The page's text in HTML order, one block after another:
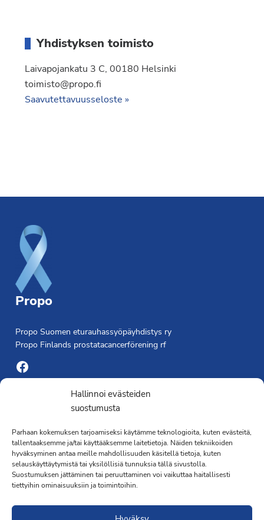
Hallinnoi evästeiden
suostumusta
Parhaan kokemuksen tarjoamiseksi käytämme teknologioita, kuten evästeitä,
tallentaaksemme ja/tai käyttääksemme laitetietoja. Näiden tekniikoiden
hyväksyminen antaa meille mahdollisuuden käsitellä tietoja, kuten
selauskäyttäytymistä tai yksilöllisiä tunnuksia tällä sivustolla.
Suostumuksen jättäminen tai peruuttaminen voi vaikuttaa haitallisesti
tiettyihin ominaisuuksiin ja toimintoihin.
Yhdistyksen toimisto
Laivapojankatu 3 C, 00180 Helsinki
toimisto@propo.fi
Saavutettavuusseloste »
Propo
Propo Suomen eturauhassyöpäyhdistys ry
Propo Finlands prostatacancerförening rf
Facebook
Yhdistyksen toimisto
Laivapojankatu 3 C, 00180 Helsinki
toimisto@propo.fi
Saavutettavuusseloste »
Toiminnanjohtaja